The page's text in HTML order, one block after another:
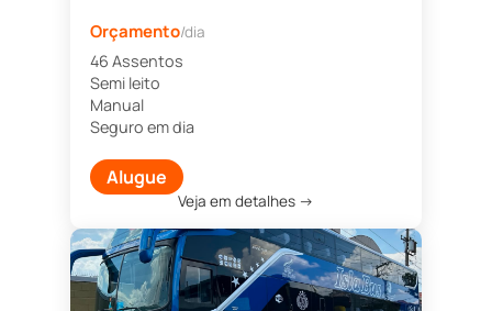
Orçamento/dia
46 Assentos
Semi leito
Manual
Seguro em dia
Alugue
Veja em detalhes →